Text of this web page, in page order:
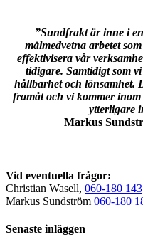
”Sundfrakt är inne i
målmedvetna arbetet
effektivisera vår
tidigare. Samtidigt som
hållbarhet och lönsamhet.
framåt och vi kommer
ytterligare
Markus
Vid eventuella frågor:
Christian Wasell, 060-180 143
Markus Sundström 060-180
Senaste inläggen